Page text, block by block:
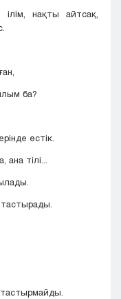
нақты айтсақ,
ба?
өстік.
тілі...